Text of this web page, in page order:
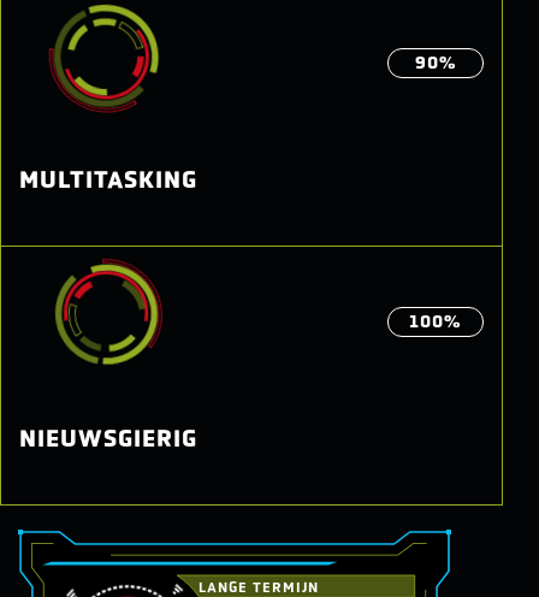
90%
MULTITASKING
100%
NIEUWSGIERIG
LANGE TERMIJN